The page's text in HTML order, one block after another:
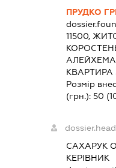
ПРУДКО
11500,
КВАРТИРА
Розмір
(грн.):50
САХАРУК
КЕРІВНИК